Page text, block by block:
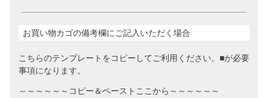
お買い物カゴの備考欄にご記入いただく場合
こちらのテンプレートをコピーしてご利用ください。■が必要
事項になります。
～～～～～～コピー＆ペーストここから～～～～～～